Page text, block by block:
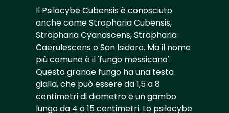
Il Psilocybe Cubensis è conosciuto
anche come Stropharia Cubensis,
Stropharia Cyanascens, Stropharia
Caerulescens o San Isidoro. Ma il nome
più comune è il 'fungo messicano'.
Questo grande fungo ha una testa
gialla, che può essere da 1,5 a 8
centimetri di diametro e un gambo
lungo da 4 a 15 centimetri. Lo psilocybe